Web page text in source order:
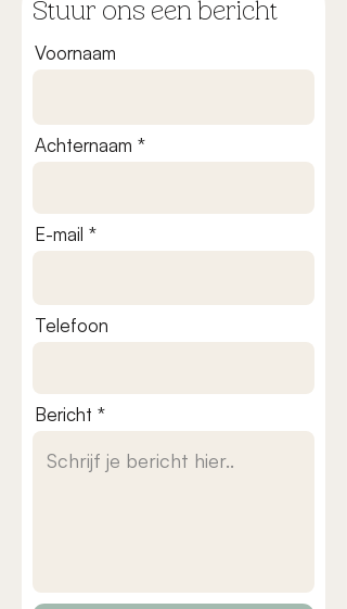
Stuur ons een bericht
Voornaam
Achternaam
E-mail
Telefoon
Bericht